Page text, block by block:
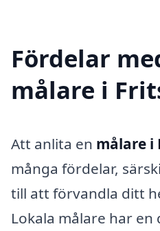
Fördelar
målare i
Att anlita en målare i
många fördelar,
till att förvandla ditt
Lokala målare har